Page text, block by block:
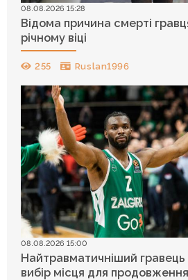
08.08.2026 15:28
Відома причина смерті
річному віці
255 Ruslan1996
08.08.2026 15:00
Найтравматичніший гравець
вибір місця для